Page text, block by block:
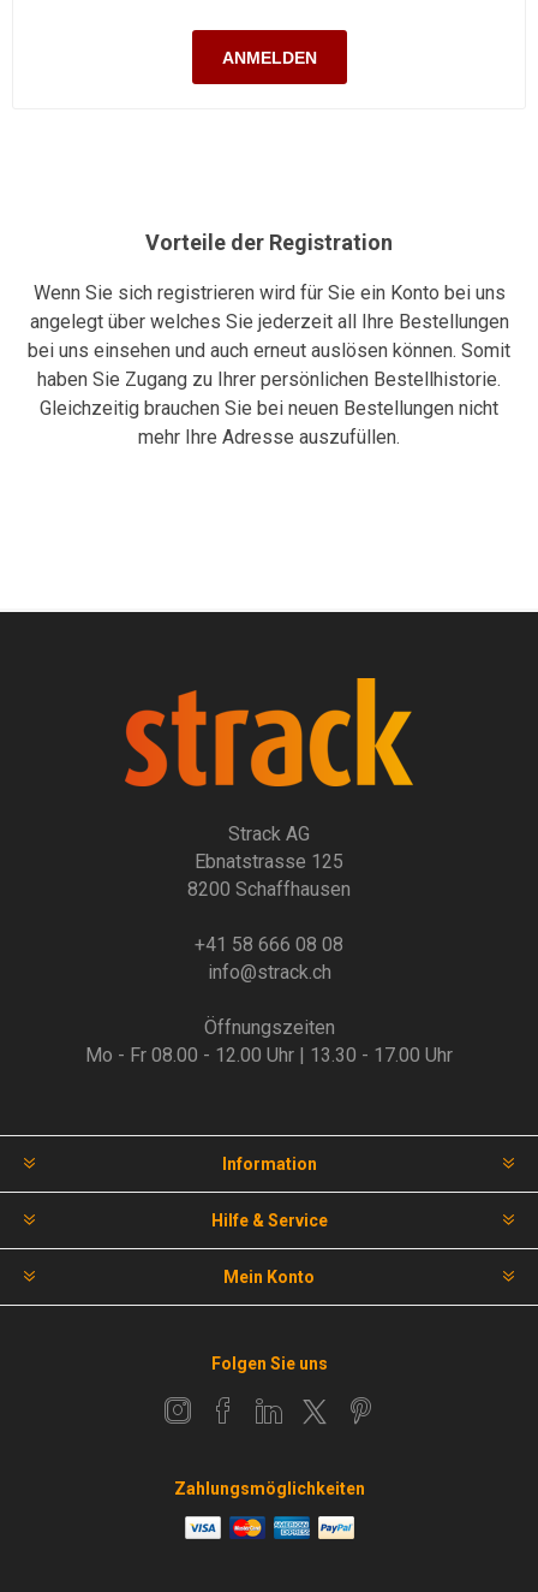
ANMELDEN
Vorteile der Registration
Wenn Sie sich registrieren wird für Sie ein Konto bei uns
angelegt über welches Sie jederzeit all Ihre Bestellungen
bei uns einsehen und auch erneut auslösen können. Somit
haben Sie Zugang zu Ihrer persönlichen Bestellhistorie.
Gleichzeitig brauchen Sie bei neuen Bestellungen nicht
mehr Ihre Adresse auszufüllen.
Strack AG
Ebnatstrasse 125
8200 Schaffhausen
+41 58 666 08 08
info@strack.ch
Öffnungszeiten
Mo - Fr 08.00 - 12.00 Uhr | 13.30 - 17.00 Uhr
Information
Hilfe & Service
Mein Konto
Folgen Sie uns
Zahlungsmöglichkeiten